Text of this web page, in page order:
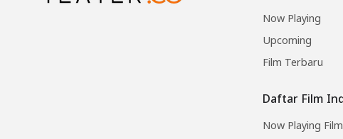
Now Playing
Upcoming
Film Terbaru
Daftar Film
Now Playing